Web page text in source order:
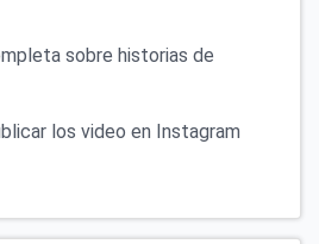
sobre historias de
los video en Instagram